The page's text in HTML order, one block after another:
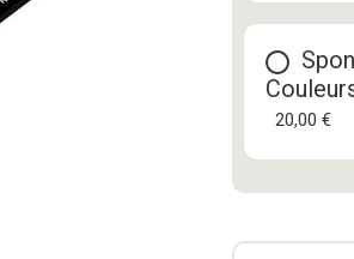
20,00 €